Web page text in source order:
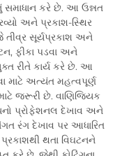
કરે છે. આ ઉન્નત
અને પ્રકાશ-સ્થિર
તીવ્ર સૂર્યપ્રકાશ અને
ફીકા પડવા અને
રીતે કાર્ય કરે છે. આ
માટે અત્યંત મહત્વપૂર્ણ
જરૂરી છે. વાણિજ્યિક
પ્રોફેશનલ દેખાવ અને
રંગ દેખાવ પર આધારિત
થતા વિઘટનને